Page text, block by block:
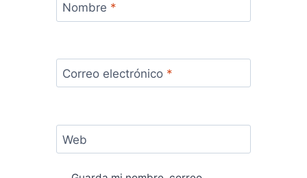
Nombre *
Correo electrónico *
Web